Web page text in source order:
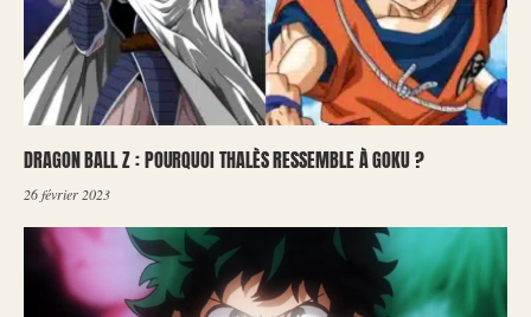
DRAGON BALL Z : POURQUOI THALÈS RESSEMBLE À GOKU ?
26 février 2023